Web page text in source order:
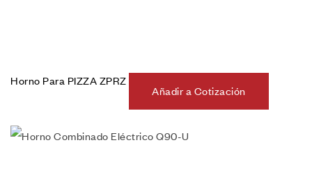
Horno Para PIZZA ZPRZ
Añadir a Cotización